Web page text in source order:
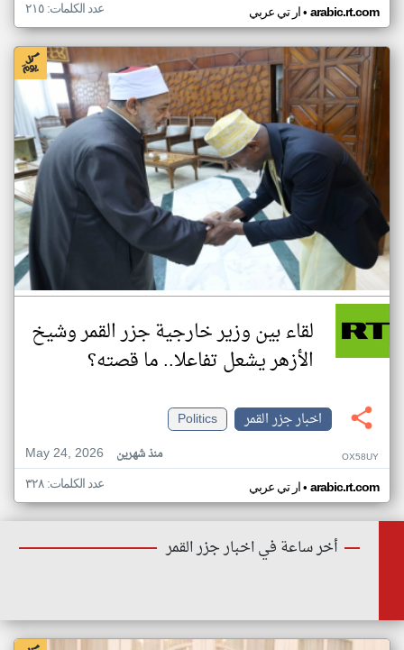
ار تي عربي• arabic.rt.com عدد الكلمات: ٢١٥
لقاء بين وزير خارجية جزر القمر وشيخ
الأزهر يشعل تفاعلا.. ما قصته؟
اخبار جزر القمر
Politics
May 24, 2026
منذ شهرين OX58UY
ار تي عربي• arabic.rt.com عدد الكلمات: ٣٢٨
أخر ساعة في اخبار جزر القمر